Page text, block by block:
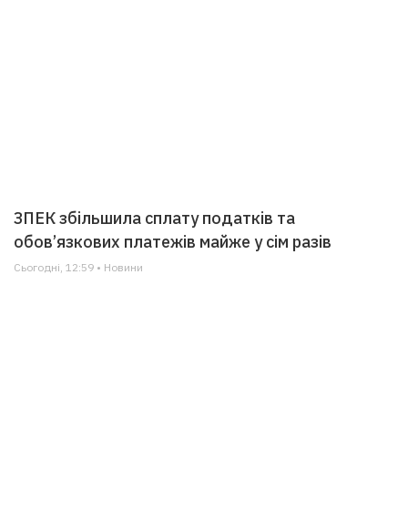
ЗПЕК збільшила сплату податків та
обов’язкових платежів майже у сім разів
Сьогодні, 12:59 • Новини